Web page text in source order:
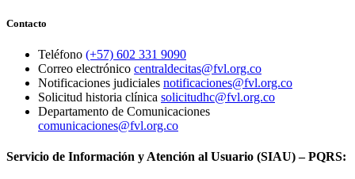
Contacto
Teléfono (+57) 602 331 9090
Correo electrónico centraldecitas@fvl.org.co
Notificaciones judiciales notificaciones@fvl.org.co
Solicitud historia clínica solicitudhc@fvl.org.co
Departamento de Comunicaciones
comunicaciones@fvl.org.co
Servicio de Información y Atención al Usuario (SIAU) – PQRS: